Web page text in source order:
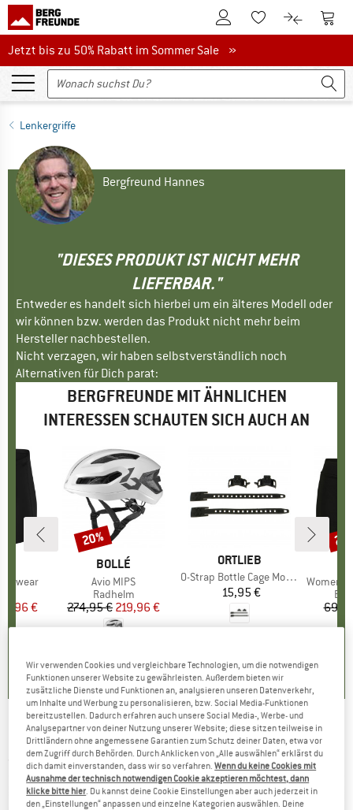
Zum KundenkontoZum Merkzettel.
Zum Zum
Jetzt bis zu 50% Rabatt im Sommer Sale
Jetzt bis zu 50% Rabatt im Sommer Sale »
Lenkergriffe
Bergfreund Hannes
"DIESES PRODUKT IST NICHT MEHR
LIEFERBAR."
Entweder es handelt sich hierbei um ein älteres Modell oder
wir können bzw. werden das Produkt nicht mehr beim
Hersteller nachbestellen.
Nicht verzagen, wir haben selbstverständlich noch
Alternativen für Dich parat:
BERGFREUNDE MIT ÄHNLICHEN
INTERESSEN SCHAUTEN SICH AUCH AN
Preis
€
MARKE
BOLLÉ
Artikel
Avio MIPS
Produktgruppe
Radhelm
Preis
274,95 € reduzierter Preis
219,96 €
Rabatt
20%
MARKE
ORTLIEB
Artikel
O-Strap Bottle Cage Mount
Preis
15,95 €
Artikel
Women's
Syncros - Kid's Grips - Fahrradgriffe
(0)
Wir verwenden Cookies und vergleichbare Technologien, um die notwendigen
Funktionen unserer Website zu gewährleisten. Außerdem bieten wir
zusätzliche Dienste und Funktionen an, analysieren unseren Datenverkehr,
um Inhalte und Werbung zu personalisieren, bzw. Social Media-Funktionen
bereitzustellen. Dadurch erfahren auch unsere Social Media-, Werbe- und
Analysepartner von deiner Nutzung unserer Website; diese sitzen teilweise in
Drittländern ohne angemessene Garantien zum Schutz deiner Daten, etwa vor
dem Zugriff durch Behörden. Durch Anklicken von „Alle auswählen“ erklärst du
dich damit einverstanden, dass wir so verfahren.Wenn du keine Cookies mit
Ausnahme der technisch notwendigen Cookie akzeptieren möchtest, dann
klicke bitte hier. Du kannst deine Cookie Einstellungen aber auch jederzeit in
den „Einstellungen“ anpassen und einzelne Kategorien auswählen. Deine